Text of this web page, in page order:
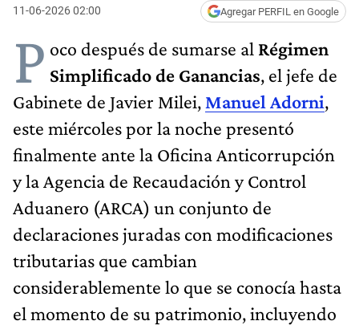
11-06-2026 02:00 Agregar PERFIL en Google
P oco después de sumarse al Régimen
Simplificado de Ganancias, el jefe de
Gabinete de Javier Milei, Manuel Adorni,
este miércoles por la noche presentó
finalmente ante la Oficina Anticorrupción
y la Agencia de Recaudación y Control
Aduanero (ARCA) un conjunto de
declaraciones juradas con modificaciones
tributarias que cambian
considerablemente lo que se conocía hasta
el momento de su patrimonio, incluyendo